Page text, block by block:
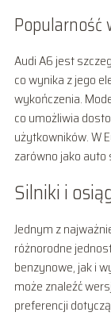
Audi A6 jest
co wynika z jego
wykończenia.
co umożliwia
użytkowników. W
zarówno jako auto
Silniki i
Jednym z
różnorodne
benzynowe, jak i
może znaleźć
preferencji